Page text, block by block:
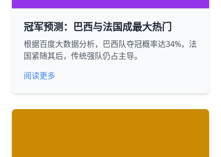
冠军预测：巴西与法国成最大热门
根据百度大数据分析，巴西队夺冠概率达34%，法
国紧随其后，传统强队仍占主导。
阅读更多